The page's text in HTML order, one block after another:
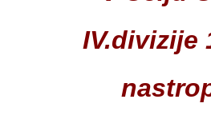
IV.divizije